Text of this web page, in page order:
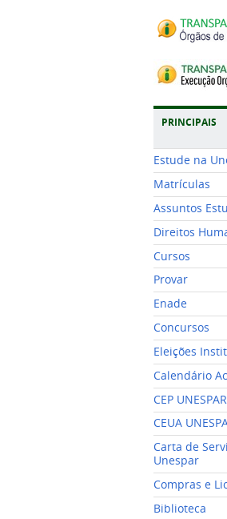
PRINCIPAIS
Estude na
Matrículas
Assuntos
Direitos
Cursos
Provar
Enade
Concursos
Eleições
Calendário
CEP UNESPAR
CEUA
Carta de
Unespar
Compras e
Biblioteca